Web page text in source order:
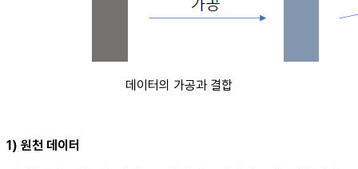
데이터의 가공과 결합
1) 원천 데이터